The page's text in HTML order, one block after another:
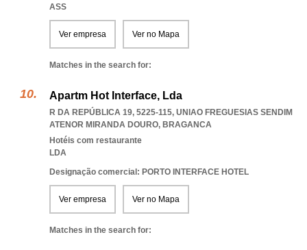
ASS
Ver empresa Ver no Mapa
Matches in the search for:
Apartm Hot Interface, Lda
R DA REPÚBLICA 19, 5225-115, UNIAO FREGUESIAS SENDIM
ATENOR MIRANDA DOURO, BRAGANCA
Hotéis com restaurante
LDA
Designação comercial: PORTO INTERFACE HOTEL
Ver empresa Ver no Mapa
Matches in the search for: